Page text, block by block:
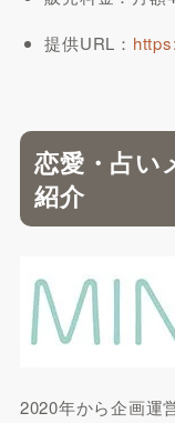
提供URL：
恋愛・占い
紹介
2020年から企画運